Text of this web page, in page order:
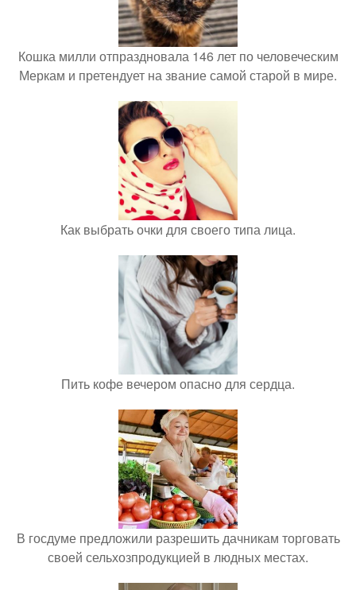
Кошка милли отпраздновала 146 лет по человеческим
Меркам и претендует на звание самой старой в мире.
Как выбрать очки для своего типа лица.
Пить кофе вечером опасно для сердца.
В госдуме предложили разрешить дачникам торговать
своей сельхозпродукцией в людных местах.